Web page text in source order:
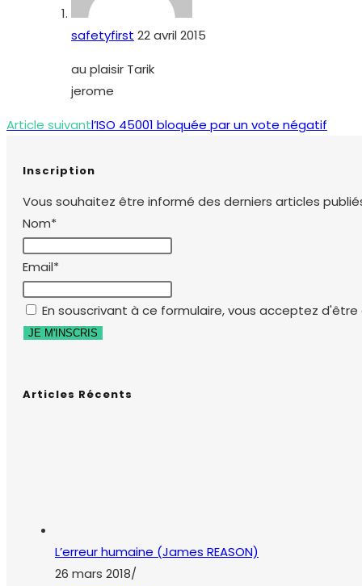
safetyfirst 22 avril 2015
au plaisir Tarik
jerome
Read
articles
Article suivantl’ISO 45001 bloquée par un vote négatif
Inscription
Vous souhaitez être informé des derniers articles
Nom*
Email*
En souscrivant à ce formulaire, vous acceptez
Articles Récents
L’erreur humaine (James REASON)
26 mars 2018/